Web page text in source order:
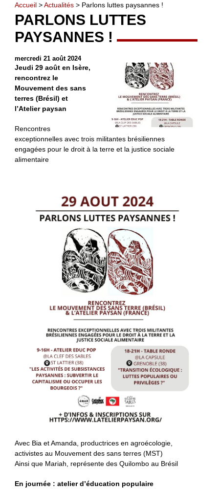
Accueil >Actualités > Parlons luttes paysannes !
PARLONS LUTTES
PAYSANNES !
mercredi 21 août 2024
Jeudi 29 août en Isère,
rencontrez le
Mouvement des sans
terres (Brésil) et
l’Atelier paysan
Rencontres
exceptionnelles avec trois militantes brésiliennes
engagées pour le droit à la terre et la justice sociale
alimentaire
Avec Bia et Amanda, productrices en agroécologie,
activistes au Mouvement des sans terres (MST)
Ainsi que Mariah, représente des Quilombo au Brésil
En journée : atelier d’éducation populaire